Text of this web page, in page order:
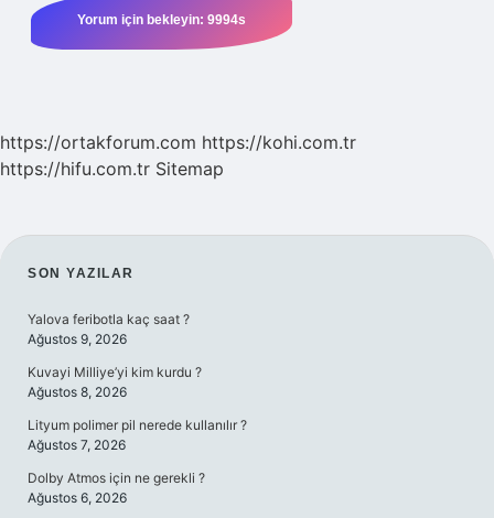
https://ortakforum.com https://kohi.com.tr
https://hifu.com.tr Sitemap
SIDEBAR
SON YAZILAR
Yalova feribotla kaç saat ?
Ağustos 9, 2026
Kuvayi Milliye’yi kim kurdu ?
Ağustos 8, 2026
Lityum polimer pil nerede kullanılır ?
Ağustos 7, 2026
Dolby Atmos için ne gerekli ?
Ağustos 6, 2026